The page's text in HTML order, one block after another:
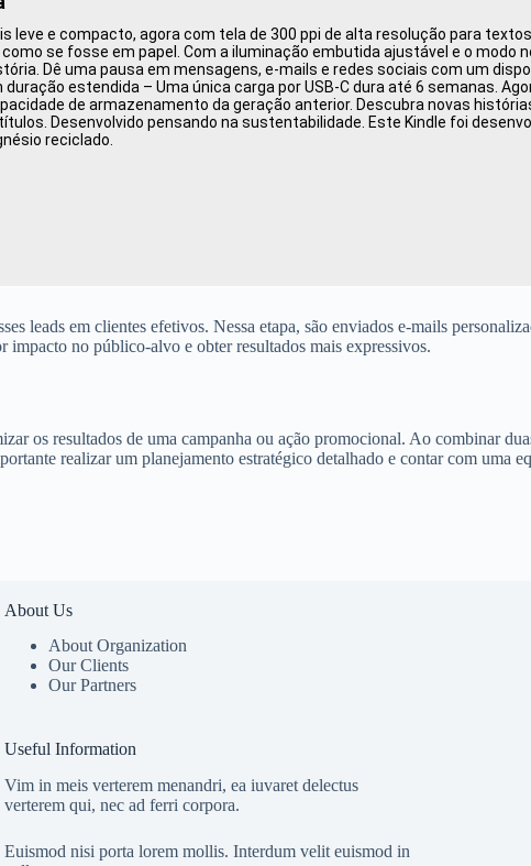
leve e compacto, agora com tela de 300 ppi de alta resolução para
se fosse em papel. Com a iluminação embutida ajustável e o modo
Dê uma pausa em mensagens, e-mails e redes sociais com um
duração estendida – Uma única carga por USB-C dura até 6 semanas.
de armazenamento da geração anterior. Descubra novas
Desenvolvido pensando na sustentabilidade. Este Kindle foi
reciclado.
leads em clientes efetivos. Nessa etapa, são enviados e-mails
impacto no público-alvo e obter resultados mais expressivos.
os resultados de uma campanha ou ação promocional. Ao combinar
realizar um planejamento estratégico detalhado e contar com uma
About Us
About Organization
Our Clients
Our Partners
Useful Information
Vim in meis verterem menandri, ea iuvaret delectus
verterem qui, nec ad ferri corpora.
Euismod nisi porta lorem mollis. Interdum velit euismod in